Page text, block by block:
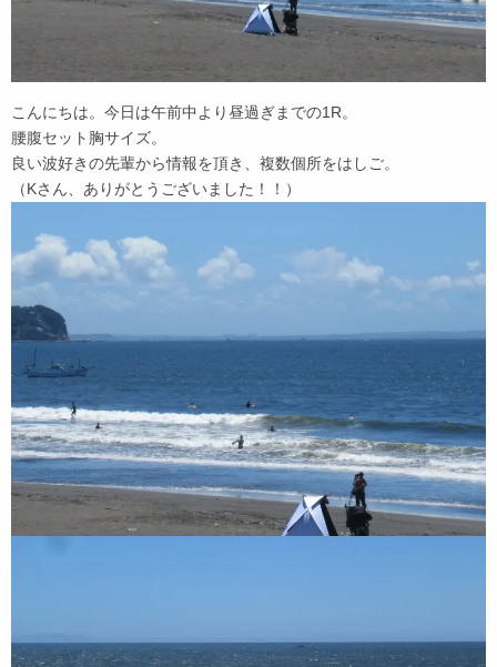
こんにちは。今日は午前中より昼過ぎまでの1R。
腰腹セット胸サイズ。
良い波好きの先輩から情報を頂き、複数個所をはしご。
（Kさん、ありがとうございました！！）